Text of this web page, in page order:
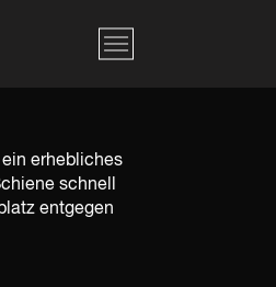
erhebliches
schnell
entgegen